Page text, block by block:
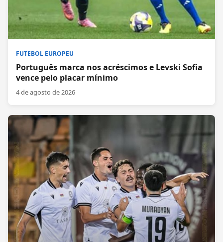
FUTEBOL EUROPEU
Português marca nos acréscimos e Levski Sofia
vence pelo placar mínimo
4 de agosto de 2026